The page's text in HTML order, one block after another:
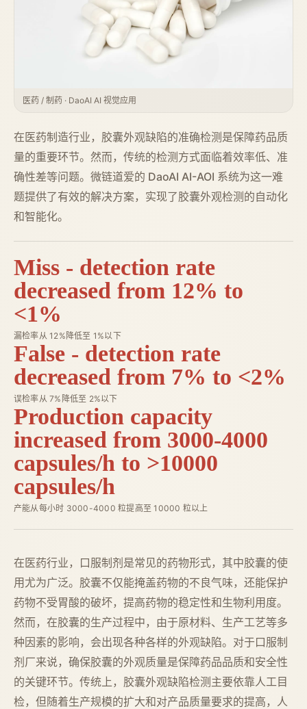
医药 / 制药 · DaoAI AI 视觉应用
在医药制造行业，胶囊外观缺陷的准确检测是保障药品质
量的重要环节。然而，传统的检测方式面临着效率低、准
确性差等问题。微链道爱的 DaoAI AI-AOI 系统为这一难
题提供了有效的解决方案，实现了胶囊外观检测的自动化
和智能化。
Miss - detection rate
decreased from 12% to
<1%
漏检率从 12%降低至 1%以下
False - detection rate
decreased from 7% to <2%
误检率从 7%降低至 2%以下
Production capacity
increased from 3000-4000
capsules/h to >10000
capsules/h
产能从每小时 3000-4000 粒提高至 10000 粒以上
在医药行业，口服制剂是常见的药物形式，其中胶囊的使
用尤为广泛。胶囊不仅能掩盖药物的不良气味，还能保护
药物不受胃酸的破坏，提高药物的稳定性和生物利用度。
然而，在胶囊的生产过程中，由于原材料、生产工艺等多
种因素的影响，会出现各种各样的外观缺陷。对于口服制
剂厂来说，确保胶囊的外观质量是保障药品品质和安全性
的关键环节。传统上，胶囊外观缺陷检测主要依靠人工目
检，但随着生产规模的扩大和对产品质量要求的提高，人